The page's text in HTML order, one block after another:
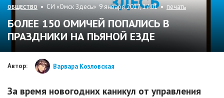
ОБЩЕСТВО • СИ «Омск Здесь» 9 января 2017, 17:01 • печать
БОЛЕЕ 150 ОМИЧЕЙ ПОПАЛИСЬ В
ПРАЗДНИКИ НА ПЬЯНОЙ ЕЗДЕ
Автор: Варвара Козловская
За время новогодних каникул от управления